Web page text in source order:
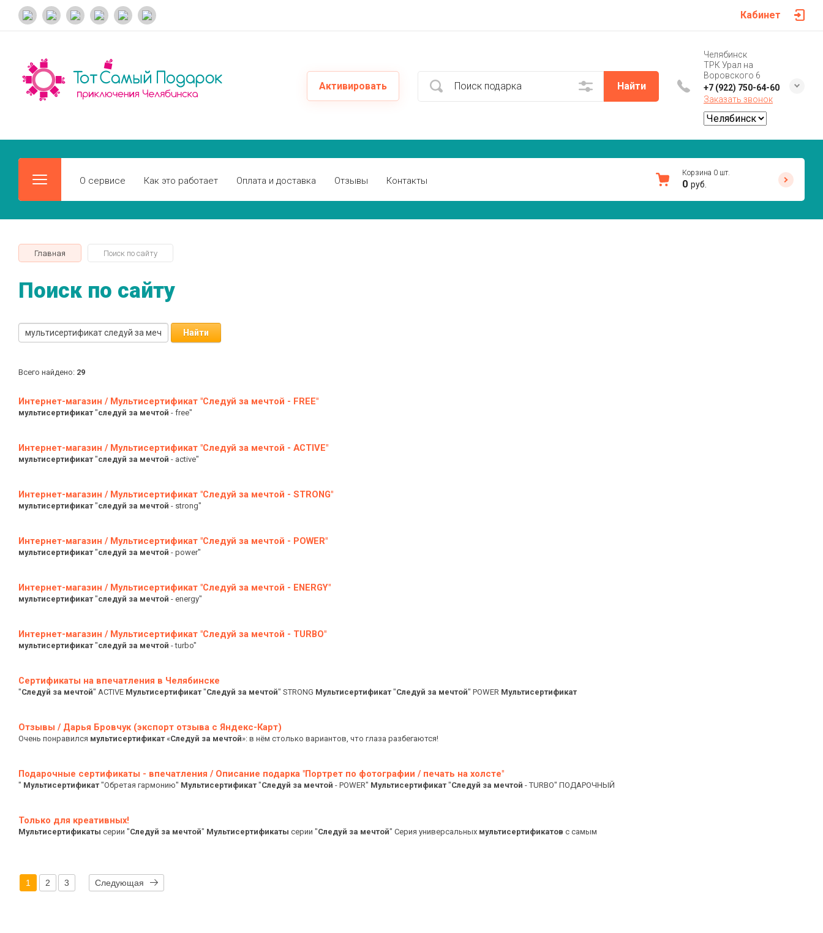
Кабинет
Активировать Найти
Челябинск
ТРК Урал на
Воровского 6
+7 (922) 750-64-60
Заказать звонок
О сервисе Как это работает Оплата и доставка Отзывы Контакты
Корзина 0 шт.
0 руб.
Главная Поиск по сайту
Поиск по сайту
Найти
Всего найдено: 29
Интернет-магазин / Мультисертификат "Следуй за мечтой - FREE"
мультисертификат "следуй за мечтой - free"
Интернет-магазин / Мультисертификат "Следуй за мечтой - ACTIVE"
мультисертификат "следуй за мечтой - active"
Интернет-магазин / Мультисертификат "Следуй за мечтой - STRONG"
мультисертификат "следуй за мечтой - strong"
Интернет-магазин / Мультисертификат "Следуй за мечтой - POWER"
мультисертификат "следуй за мечтой - power"
Интернет-магазин / Мультисертификат "Следуй за мечтой - ENERGY"
мультисертификат "следуй за мечтой - energy"
Интернет-магазин / Мультисертификат "Следуй за мечтой - TURBO"
мультисертификат "следуй за мечтой - turbo"
Сертификаты на впечатления в Челябинске
"Следуй за мечтой" ACTIVE Мультисертификат "Следуй за мечтой" STRONG Мультисертификат "Следуй за мечтой" POWER Мультисертификат
Отзывы / Дарья Бровчук (экспорт отзыва с Яндекс-Карт)
Очень понравился мультисертификат «Следуй за мечтой»: в нём столько вариантов, что глаза разбегаются!
Подарочные сертификаты - впечатления / Описание подарка "Портрет по фотографии / печать на холсте"
" Мультисертификат "Обретая гармонию" Мультисертификат "Следуй за мечтой - POWER" Мультисертификат "Следуй за мечтой - TURBO" ПОДАРОЧНЫЙ
Только для креативных!
Мультисертификаты серии "Следуй за мечтой" Мультисертификаты серии "Следуй за мечтой" Серия универсальных мультисертификатов с самым
1 2 3 Следующая